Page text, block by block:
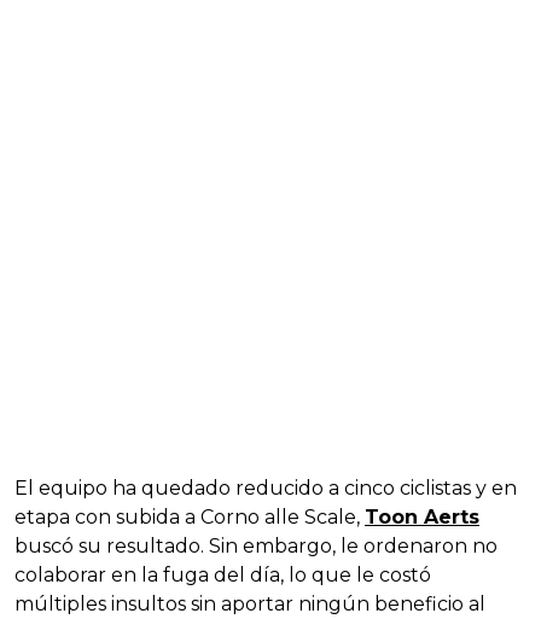
El equipo ha quedado reducido a cinco ciclistas y en
etapa con subida a Corno alle Scale, Toon Aerts
buscó su resultado. Sin embargo, le ordenaron no
colaborar en la fuga del día, lo que le costó
múltiples insultos sin aportar ningún beneficio al